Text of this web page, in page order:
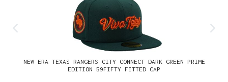
NEW ERA TEXAS RANGERS CITY CONNECT DARK GREEN PRIME
EDITION 59FIFTY FITTED CAP